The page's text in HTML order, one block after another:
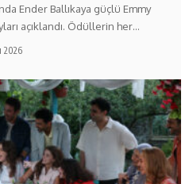
Ender Ballıkaya güçlü Emmy
açıklandı. Ödüllerin her…
2026